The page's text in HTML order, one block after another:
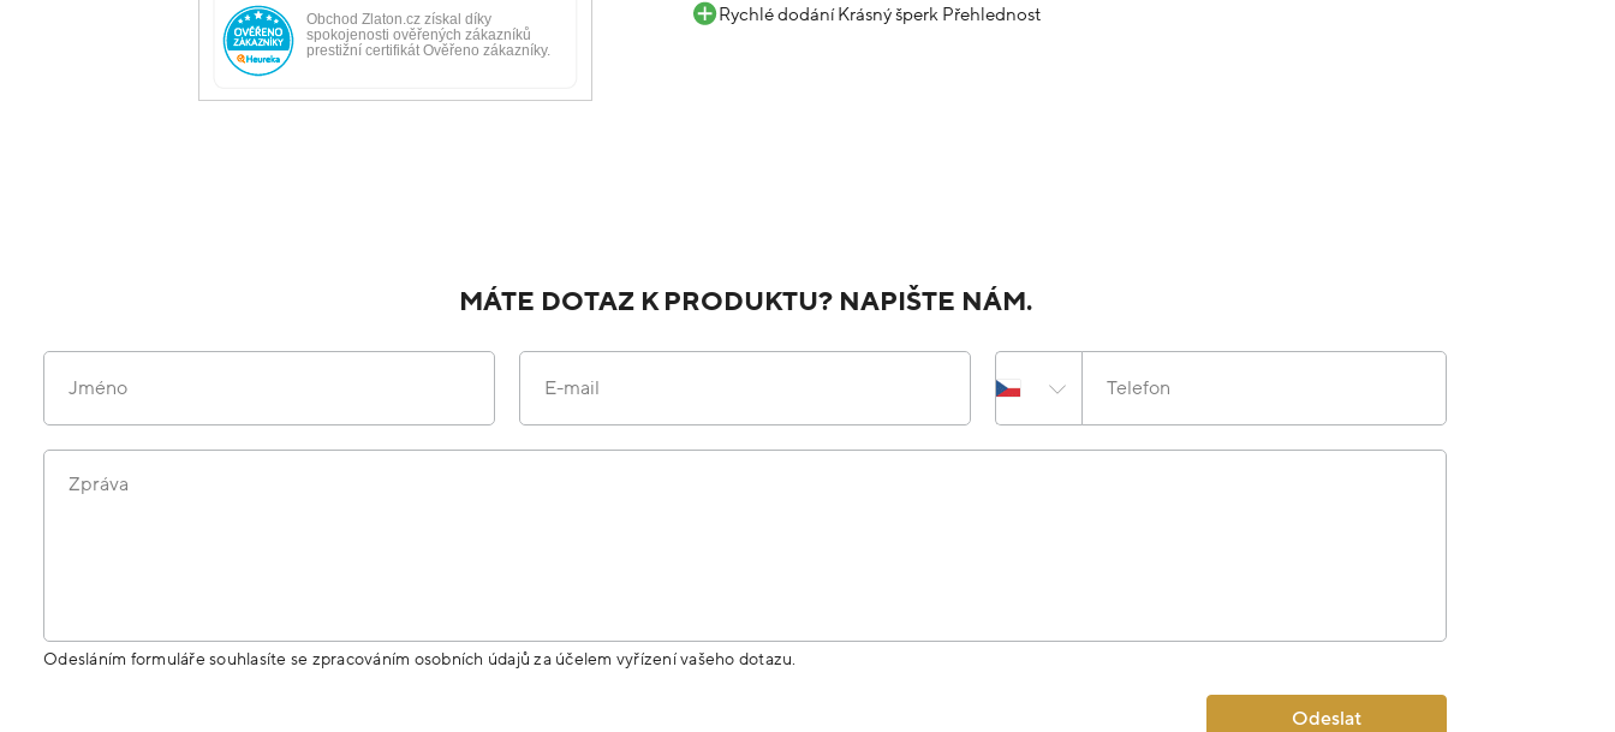
Rychlé dodání Krásný šperk Přehlednost
MÁTE DOTAZ K PRODUKTU? NAPIŠTE NÁM.
Jméno E-mail Telefon
Zpráva
Odesláním formuláře souhlasíte se zpracováním osobních údajů za účelem vyřízení vašeho dotazu.
Odeslat